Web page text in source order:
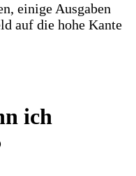
einige Ausgaben
auf die hohe Kante
ich